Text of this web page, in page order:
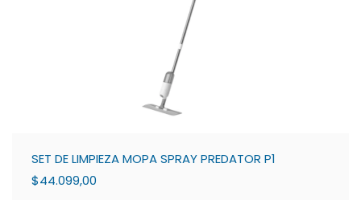
SET DE LIMPIEZA MOPA SPRAY PREDATOR P1
$44.099,00